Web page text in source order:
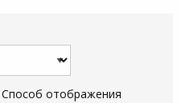
Способ отображения